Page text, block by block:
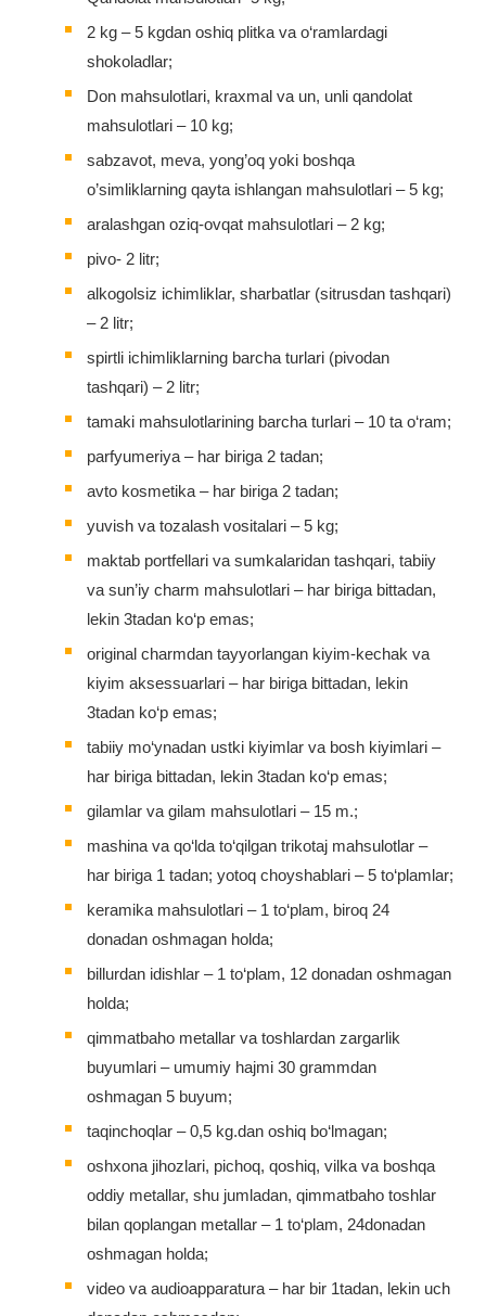
2 kg – 5 kgdan oshiq plitka va o‘ramlardagi
shokoladlar;
Don mahsulotlari, kraxmal va un, unli qandolat
mahsulotlari – 10 kg;
sabzavot, meva, yong’oq yoki boshqa
o’simliklarning qayta ishlangan mahsulotlari – 5 kg;
aralashgan oziq-ovqat mahsulotlari – 2 kg;
pivo- 2 litr;
alkogolsiz ichimliklar, sharbatlar (sitrusdan tashqari)
– 2 litr;
spirtli ichimliklarning barcha turlari (pivodan
tashqari) – 2 litr;
tamaki mahsulotlarining barcha turlari – 10 ta o‘ram;
parfyumeriya – har biriga 2 tadan;
avto kosmetika – har biriga 2 tadan;
yuvish va tozalash vositalari – 5 kg;
maktab portfellari va sumkalaridan tashqari, tabiiy
va sun’iy charm mahsulotlari – har biriga bittadan,
lekin 3tadan ko‘p emas;
original charmdan tayyorlangan kiyim-kechak va
kiyim aksessuarlari – har biriga bittadan, lekin
3tadan ko‘p emas;
tabiiy mo‘ynadan ustki kiyimlar va bosh kiyimlari –
har biriga bittadan, lekin 3tadan ko‘p emas;
gilamlar va gilam mahsulotlari – 15 m.;
mashina va qo‘lda to‘qilgan trikotaj mahsulotlar –
har biriga 1 tadan; yotoq choyshablari – 5 to‘plamlar;
keramika mahsulotlari – 1 to‘plam, biroq 24
donadan oshmagan holda;
billurdan idishlar – 1 to‘plam, 12 donadan oshmagan
holda;
qimmatbaho metallar va toshlardan zargarlik
buyumlari – umumiy hajmi 30 grammdan
oshmagan 5 buyum;
taqinchoqlar – 0,5 kg.dan oshiq bo‘lmagan;
oshxona jihozlari, pichoq, qoshiq, vilka va boshqa
oddiy metallar, shu jumladan, qimmatbaho toshlar
bilan qoplangan metallar – 1 to‘plam, 24donadan
oshmagan holda;
video va audioapparatura – har bir 1tadan, lekin uch